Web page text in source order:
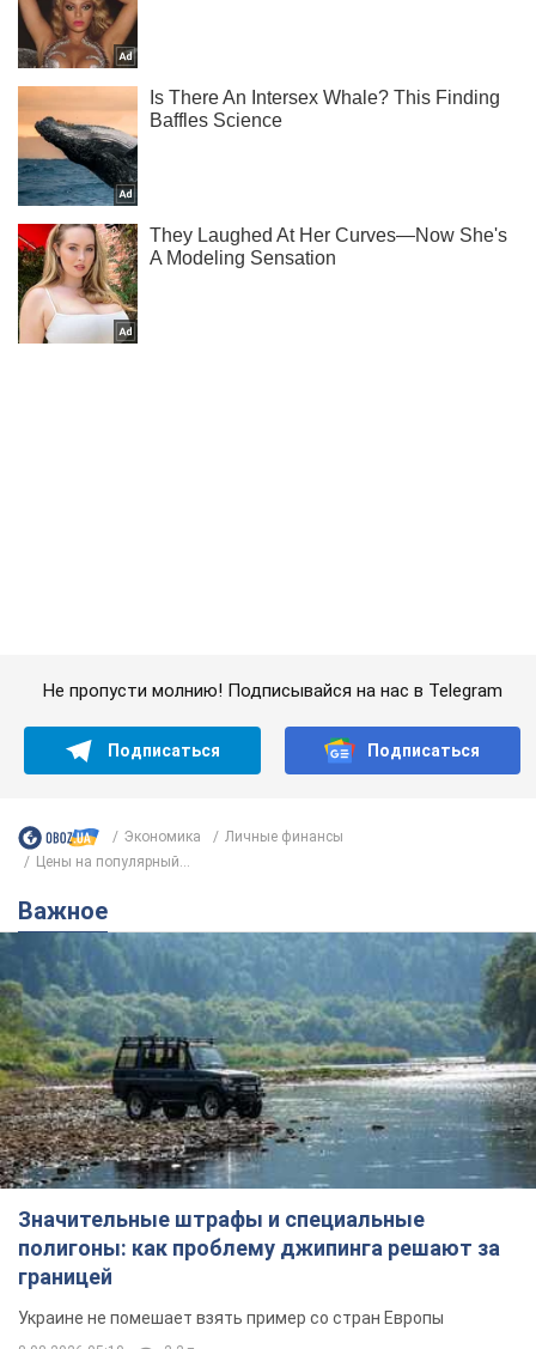
Значительные штрафы и специальные
полигоны: как проблему джипинга решают за
границей
Украине не помешает взять пример со стран Европы
8.08.2026 05:10 2,2 т.
В Прикарпатье после аномальной
жары прошел сильный ливень:
дороги превратились в реки. Видео
Непогода обрушилась на Ивано-Франковскую
область и курортный Буковель
29,6 т.
Женщине начислили 729 тыс. грн